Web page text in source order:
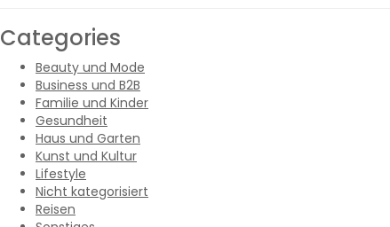
Categories
Beauty und Mode
Business und B2B
Familie und Kinder
Gesundheit
Haus und Garten
Kunst und Kultur
Lifestyle
Nicht kategorisiert
Reisen